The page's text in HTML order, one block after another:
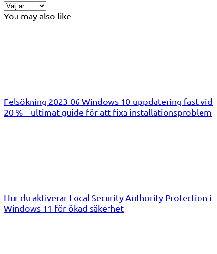
You may also like
Felsökning 2023-06 Windows 10-uppdatering fast vid
20 % – ultimat guide för att fixa installationsproblem
Hur du aktiverar Local Security Authority Protection i
Windows 11 för ökad säkerhet